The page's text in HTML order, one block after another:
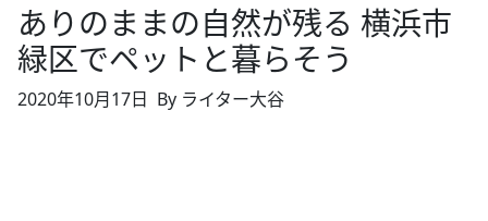
ありのままの自然が残る 横浜市
緑区でペットと暮らそう
2020年10月17日 By ライター大谷